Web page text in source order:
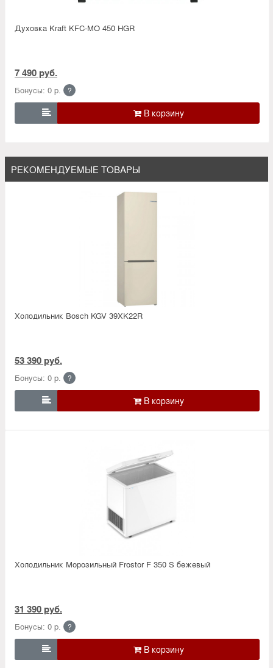
Духовка Kraft KFC-MO 450 HGR
7 490 руб.
Бонусы: 0 р. ?

РЕКОМЕНДУЕМЫЕ ТОВАРЫ
Холодильник Bosсh KGV 39XK22R
53 390 руб.
Бонусы: 0 р. ?

Холодильник Морозильный Frostor F 350 S бежевый
31 390 руб.
Бонусы: 0 р. ?
